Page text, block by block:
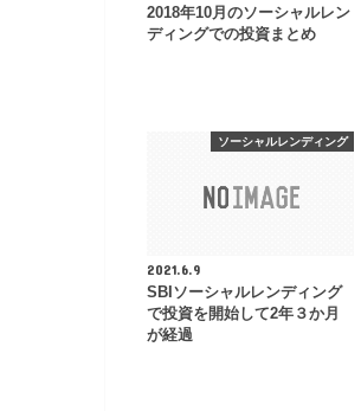
2018年10月のソーシャルレン
ディングでの投資まとめ
ソーシャルレンディング
2021.6.9
SBIソーシャルレンディング
で投資を開始して2年３か月
が経過